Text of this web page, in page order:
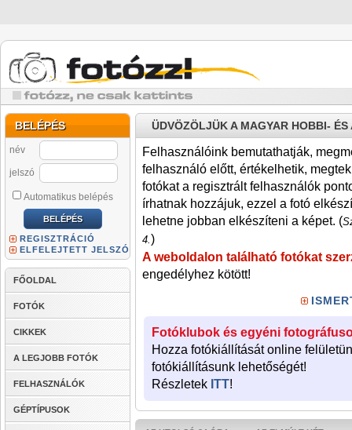
BELÉPÉS
név
jelszó
Automatikus belépés
REGISZTRÁCIÓ
ELFELEJTETT JELSZÓ
FŐOLDAL
FOTÓK
CIKKEK
A LEGJOBB FOTÓK
FELHASZNÁLÓK
GÉPTÍPUSOK
ÜDVÖZÖLJÜK A MAGYAR HOBBI-
Felhasználóink bemutathatják,
felhasználó előtt, értékelhetik,
fotókat a regisztrált felhasználók
írhatnak hozzájuk, ezzel a fotó
lehetne jobban elkészíteni a képet. (
4.)
A weboldalon található fotókat
engedélyhez kötött!
Fotóklubok és egyéni
Hozza fotókiállítását online
fotókiállításunk lehetőségét!
Részletek ITT!